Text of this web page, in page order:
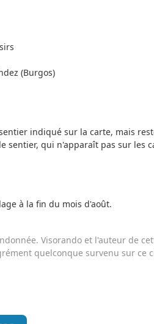
(Burgos)
indiqué sur la carte, mais
sentier, qui n'apparaît pas sur les
à la fin du mois d'août.
Visorando et l'auteur de
quelconque survenu sur ce